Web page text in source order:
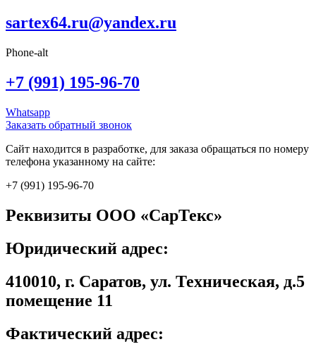
sartex64.ru@yandex.ru
Phone-alt
+7 (991) 195-96-70
Whatsapp
Заказать обратный звонок
Сайт находится в разработке, для заказа обращаться по номеру
телефона указанному на сайте:
+7 (991) 195-96-70
Реквизиты ООО «СарТекс»
Юридический адрес:
410010, г. Саратов, ул. Техническая, д.5
помещение 11
Фактический адрес: